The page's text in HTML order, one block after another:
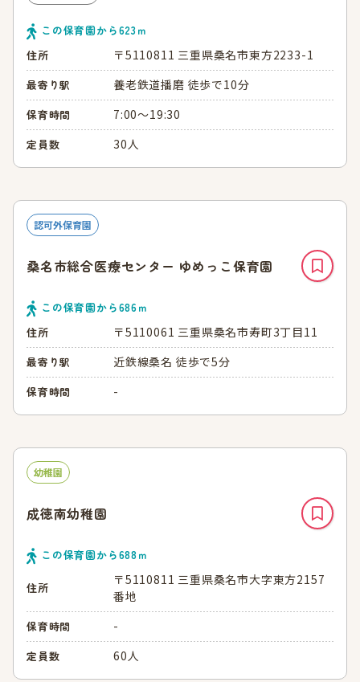
この保育園から623ｍ
住所
〒5110811 三重県桑名市東方2233-1
最寄り駅 養老鉄道播磨 徒歩で10分
保育時間 7:00～19:30
定員数 30人
認可外保育園
桑名市総合医療センター ゆめっこ保育園
この保育園から686ｍ
住所
〒5110061 三重県桑名市寿町3丁目11
最寄り駅 近鉄線桑名 徒歩で5分
保育時間 -
幼稚園
成徳南幼稚園
この保育園から688ｍ
住所
〒5110811 三重県桑名市大字東方2157
番地
保育時間 -
定員数 60人